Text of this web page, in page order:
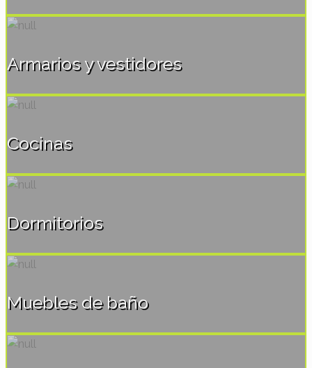
Armarios y vestidores
Cocinas
Dormitorios
Muebles de baño